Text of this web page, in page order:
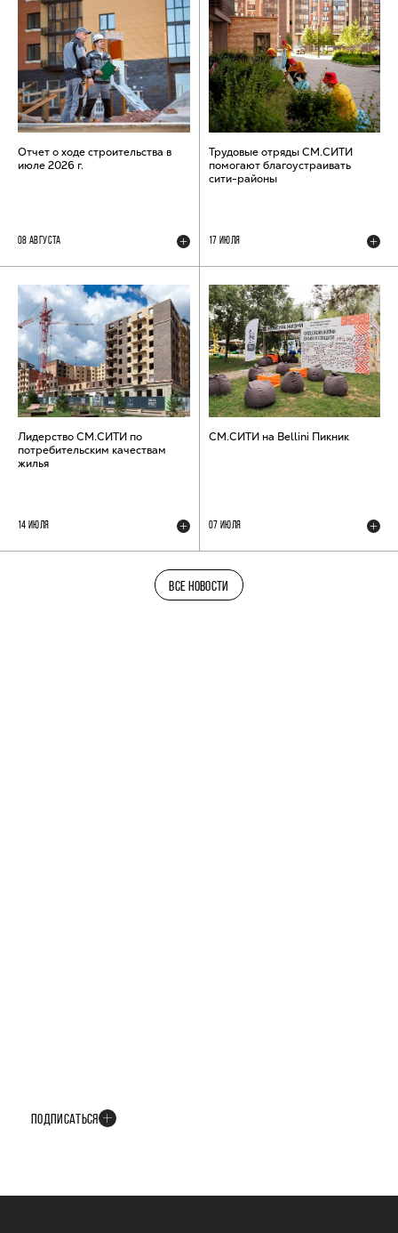
Отчет о ходе строительства в
июле 2026 г.
08 АВГУСТА
Трудовые отряды СМ.СИТИ
помогают благоустраивать
сити-районы
17 ИЮЛЯ
Лидерство СМ.СИТИ по
потребительским качествам
жилья
14 ИЮЛЯ
СМ.СИТИ на Bellini Пикник
07 ИЮЛЯ
ВСЕ НОВОСТИ
ПОДПИСАТЬСЯ